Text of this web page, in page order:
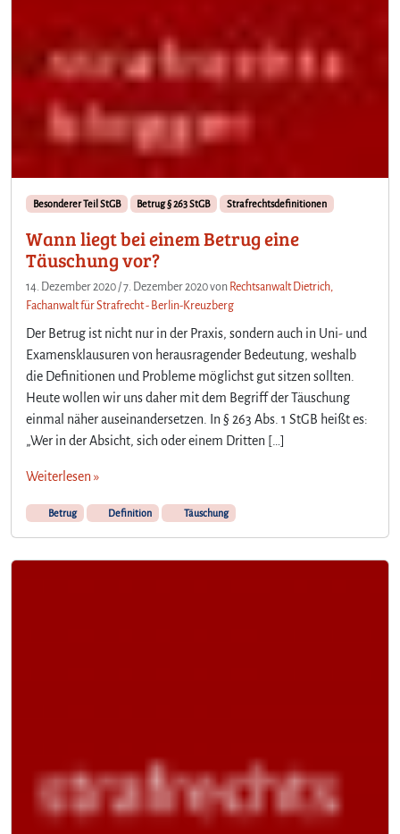
Besonderer Teil StGB Betrug § 263 StGB Strafrechtsdefinitionen
Wann liegt bei einem Betrug eine
Täuschung vor?
14. Dezember 2020 /7. Dezember 2020von Rechtsanwalt Dietrich,
Fachanwalt für Strafrecht - Berlin-Kreuzberg
Der Betrug ist nicht nur in der Praxis, sondern auch in Uni- und
Examensklausuren von herausragender Bedeutung, weshalb
die Definitionen und Probleme möglichst gut sitzen sollten.
Heute wollen wir uns daher mit dem Begriff der Täuschung
einmal näher auseinandersetzen. In § 263 Abs. 1 StGB heißt es:
„Wer in der Absicht, sich oder einem Dritten […]
Weiterlesen »
Betrug Definition Täuschung